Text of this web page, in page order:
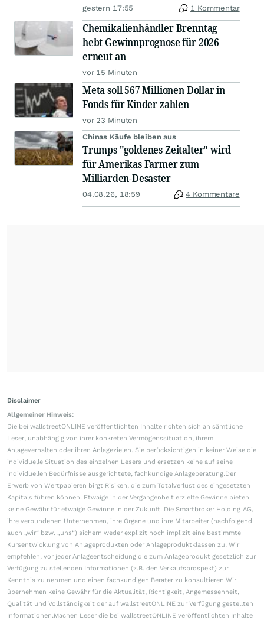
gestern 17:55 1 Kommentar
Chemikalienhändler Brenntag
hebt Gewinnprognose für 2026
erneut an
vor 15 Minuten
Meta soll 567 Millionen Dollar in
Fonds für Kinder zahlen
vor 23 Minuten
Chinas Käufe bleiben aus
Trumps "goldenes Zeitalter" wird
für Amerikas Farmer zum
Milliarden-Desaster
04.08.26, 18:59 4 Kommentare
Disclaimer
Allgemeiner Hinweis:
Die bei wallstreetONLINE veröffentlichten Inhalte richten sich an sämtliche
Leser, unabhängig von ihrer konkreten Vermögenssituation, ihrem
Anlageverhalten oder ihren Anlagezielen. Sie berücksichtigen in keiner Weise die
individuelle Situation des einzelnen Lesers und ersetzen keine auf seine
individuellen Bedürfnisse ausgerichtete, fachkundige Anlageberatung.Der
Erwerb von Wertpapieren birgt Risiken, die zum Totalverlust des eingesetzten
Kapitals führen können. Etwaige in der Vergangenheit erzielte Gewinne bieten
keine Gewähr für etwaige Gewinne in der Zukunft. Die Smartbroker Holding AG,
ihre verbundenen Unternehmen, ihre Organe und ihre Mitarbeiter (nachfolgend
auch „wir“ bzw. „uns“) sichern weder explizit noch implizit eine bestimmte
Kursentwicklung von Anlageprodukten oder Anlageproduktklassen zu. Wir
empfehlen, vor jeder Anlageentscheidung die zum Anlageprodukt gesetzlich zur
Verfügung zu stellenden Informationen (z.B. den Verkaufsprospekt) zur
Kenntnis zu nehmen und einen fachkundigen Berater zu konsultieren.Wir
übernehmen keine Gewähr für die Aktualität, Richtigkeit, Angemessenheit,
Qualität und Vollständigkeit der auf wallstreetONLINE zur Verfügung gestellten
Informationen.Machen Leser die bei wallstreetONLINE veröffentlichten Inhalte